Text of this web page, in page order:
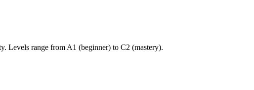
Levels range from A1 (beginner) to C2 (mastery).